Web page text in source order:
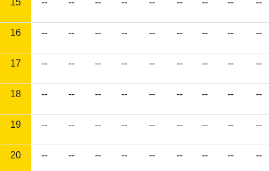
15 -- -- -- -- -- -- -- -- --
16 -- -- -- -- -- -- -- -- --
17 -- -- -- -- -- -- -- -- --
18 -- -- -- -- -- -- -- -- --
19 -- -- -- -- -- -- -- -- --
20 -- -- -- -- -- -- -- -- --